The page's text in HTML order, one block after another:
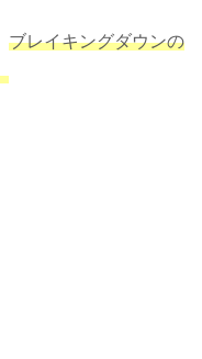
ブレイキングダウンの